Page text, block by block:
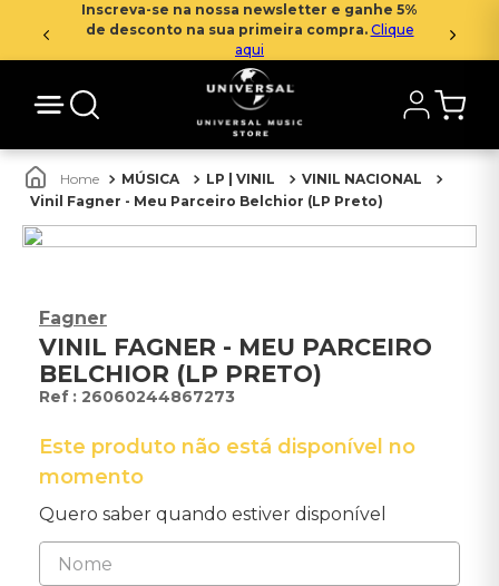
Inscreva-se na nossa newsletter e ganhe 5%
de desconto na sua primeira compra. Clique
aqui
MÚSICA LP | VINIL
VINIL NACIONAL
Vinil Fagner - Meu Parceiro Belchior (LP Preto)
Fagner
VINIL FAGNER - MEU PARCEIRO
BELCHIOR (LP PRETO)
: 26060244867273
Este produto não está disponível no
momento
Quero saber quando estiver disponível